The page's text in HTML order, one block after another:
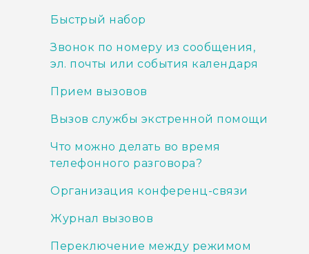
Быстрый набор
Звонок по номеру из сообщения,
эл. почты или события календаря
Прием вызовов
Вызов службы экстренной помощи
Что можно делать во время
телефонного разговора?
Организация конференц-связи
Журнал вызовов
Переключение между режимом